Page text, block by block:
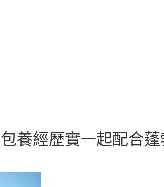
養經歷實一起配合蓬